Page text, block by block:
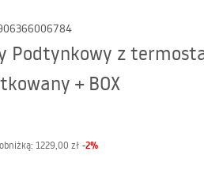
Podtynkowy z
+ BOX
1229,00 zł -2%